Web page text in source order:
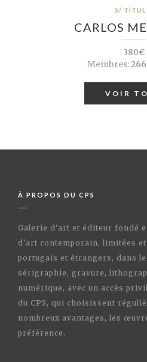
S/
CARLOS
380€
Membres:
VOIR
À PROPOS DU CPS
Galerie d'art et éditeur fondé
d'art contemporain, limitées
portugais et étrangers, dans
sérigraphie, gravure,
numérique, avec un accès
du CPS, qui choisissent
nombreux avantages, les
préférence.